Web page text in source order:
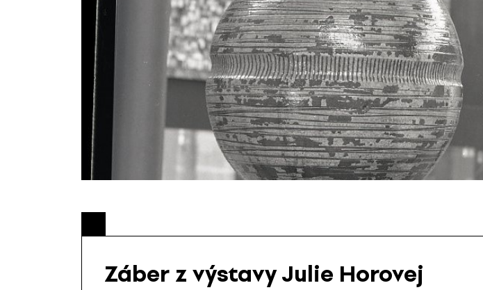
Záber z výstavy Julie Horovej